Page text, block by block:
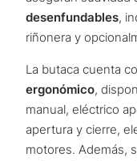
desenfundables,
riñonera y
La butaca cuenta
ergonómico,
manual, eléctrico
apertura y cierre,
motores. Además,